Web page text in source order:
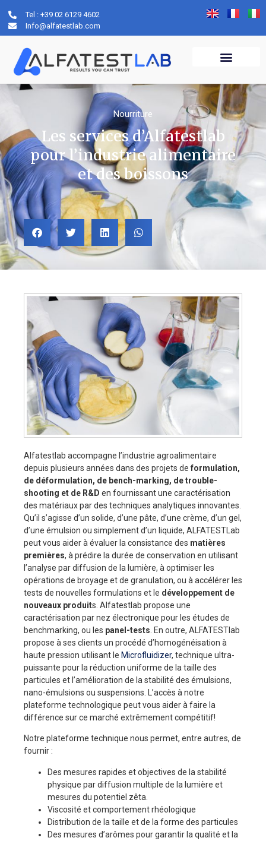
Tel : +39 02 6129 4602
Info@alfatestlab.com
Nourriture
Les services d’Alfatestlab
pour l’industrie alimentaire
et des boissons
Alfatestlab accompagne l’industrie agroalimentaire
depuis plusieurs années dans des projets de formulation,
de déformulation, de bench-marking, de trouble-
shooting et de R&D en fournissant une caractérisation
des matériaux par des techniques analytiques innovantes.
Qu’il s’agisse d’un solide, d’une pâte, d’une crème, d’un gel,
d’une émulsion ou simplement d’un liquide, ALFATESTLab
peut vous aider à évaluer la consistance des matières
premières, à prédire la durée de conservation en utilisant
l’analyse par diffusion de la lumière, à optimiser les
opérations de broyage et de granulation, ou à accélérer les
tests de nouvelles formulations et le développement de
nouveaux produits. Alfatestlab propose une
caractérisation par nez électronique pour les études de
benchmarking, ou les panel-tests . En outre, ALFATESTlab
propose à ses clients un procédé d’homogénéisation à
haute pression utilisant le Microfluidizer, technique ultra-
puissante pour la réduction uniforme de la taille des
particules et l’amélioration de la stabilité des émulsions,
nano-émulsions ou suspensions. L’accès à notre
plateforme technologique peut vous aider à faire la
différence sur ce marché extrêmement compétitif!
Notre plateforme technique nous permet, entre autres, de
fournir :
Des mesures rapides et objectives de la stabilité
physique par diffusion multiple de la lumière et
mesures du potentiel zêta.
Viscosité et comportement rhéologique
Distribution de la taille et de la forme des particules
Des mesures d’arômes pour garantir la qualité et la